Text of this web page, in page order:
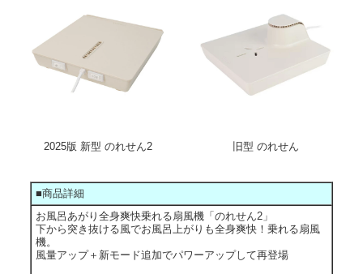
2025版 新型 のれせん2 旧型 のれせん
■商品詳細
お風呂あがり全身爽快乗れる扇風機「のれせん2」
下から突き抜ける風でお風呂上がりも全身爽快！乗れる扇風
機。
風量アップ＋新モード追加でパワーアップして再登場